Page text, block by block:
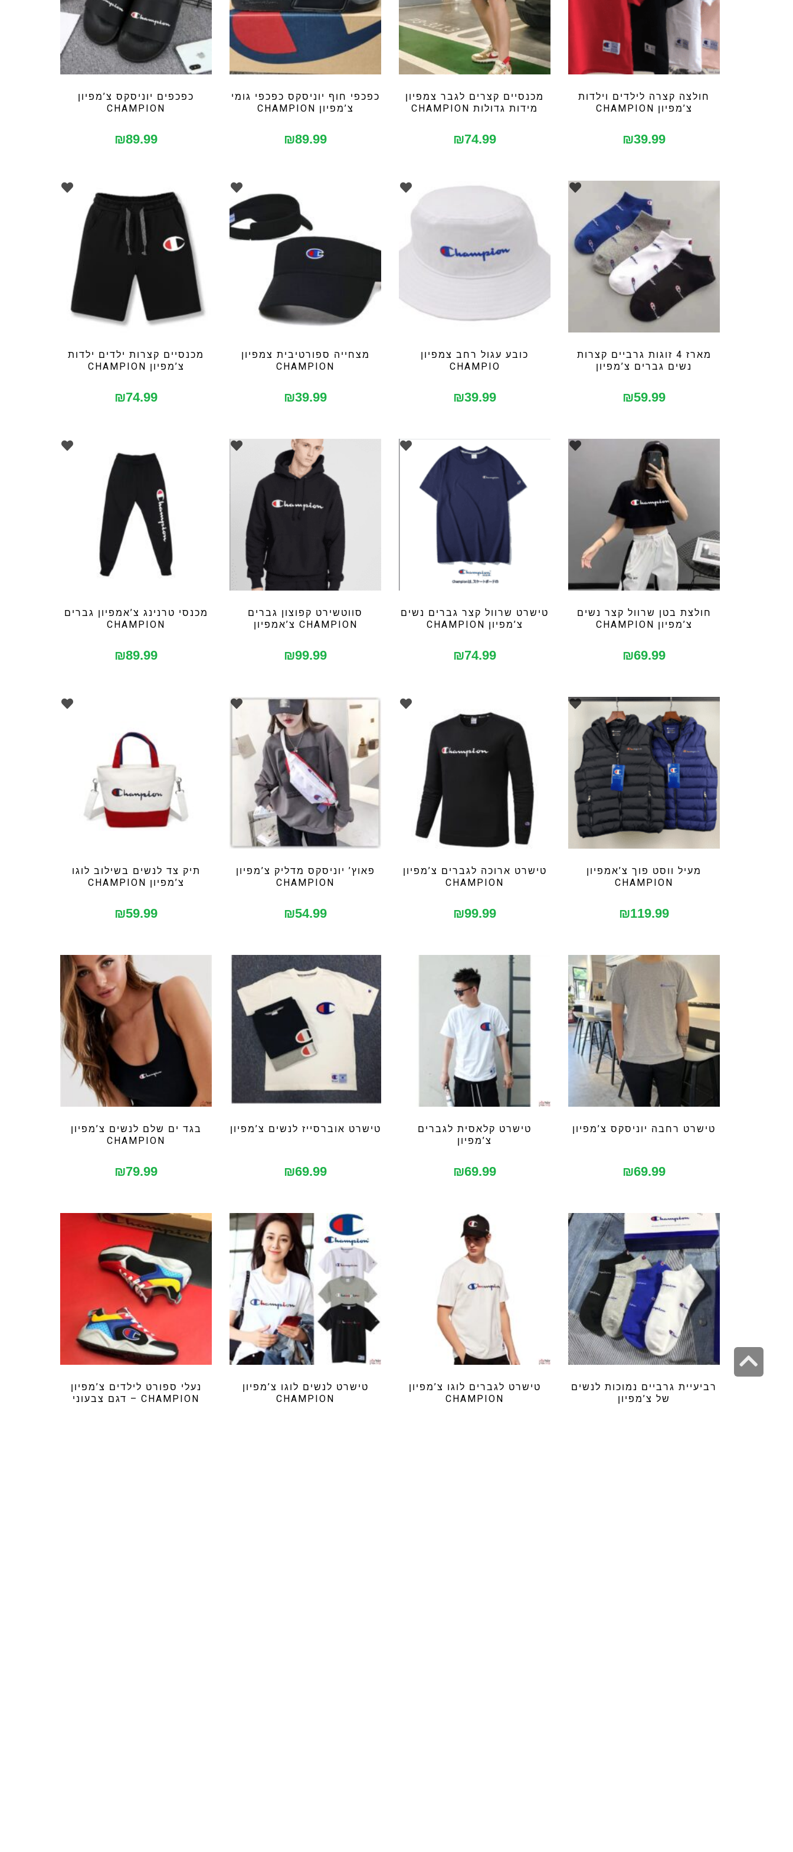
חולצה קצרה לילדים וילדות
צ’מפיון CHAMPION
₪39.99
מכנסיים קצרים לגבר צמפיון
מידות גדולות CHAMPION
₪74.99
כפכפי חוף יוניסקס כפכפי גומי
צ’מפיון CHAMPION
₪89.99
כפכפים יוניסקס צ’מפיון
CHAMPION
₪89.99
מארז 4 זוגות גרביים קצרות
נשים גברים צ’מפיון
₪59.99
כובע עגול רחב צמפיון
CHAMPIO
₪39.99
מצחייה ספורטיבית צמפיון
CHAMPION
₪39.99
מכנסיים קצרות ילדים ילדות
צ’מפיון CHAMPION
₪74.99
חולצת בטן שרוול קצר נשים
צ’מפיון CHAMPION
₪69.99
טישרט שרוול קצר גברים נשים
צ’מפיון CHAMPION
₪74.99
סווטשירט קפוצון גברים
CHAMPION צ’אמפיון
₪99.99
מכנסי טרנינג צ’אמפיון גברים
CHAMPION
₪89.99
מעיל ווסט פוך צ’אמפיון
CHAMPION
₪119.99
טישרט ארוכה לגברים צ’מפיון
CHAMPION
₪99.99
פאוץ’ יוניסקס מדליק צ’מפיון
CHAMPION
₪54.99
תיק צד לנשים בשילוב לוגו
צ’מפיון CHAMPION
₪59.99
טישרט רחבה יוניסקס צ’מפיון
₪69.99
טישרט קלאסית לגברים
צ’מפיון
₪69.99
טישרט אוברסייז לנשים צ’מפיון
₪69.99
בגד ים שלם לנשים צ’מפיון
CHAMPION
₪79.99
רביעיית גרביים נמוכות לנשים
של צ’מפיון
טישרט לגברים לוגו צ’מפיון
CHAMPION
טישרט לנשים לוגו צ’מפיון
CHAMPION
נעלי ספורט לילדים צ’מפיון
CHAMPION – דגם צבעוני
גלילה
לראש